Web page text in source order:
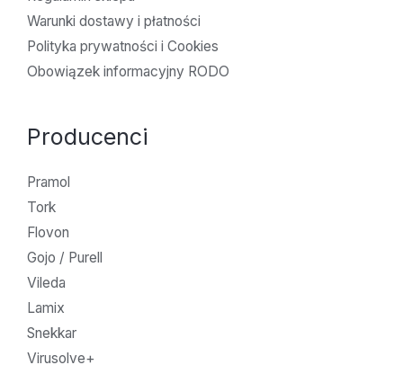
Warunki dostawy i płatności
Polityka prywatności i Cookies
Obowiązek informacyjny RODO
Producenci
Pramol
Tork
Flovon
Gojo / Purell
Vileda
Lamix
Snekkar
Virusolve+